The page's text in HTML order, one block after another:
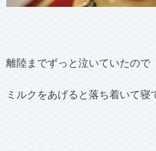
離陸までずっと泣いていたので
ミルクをあげると落ち着いて寝